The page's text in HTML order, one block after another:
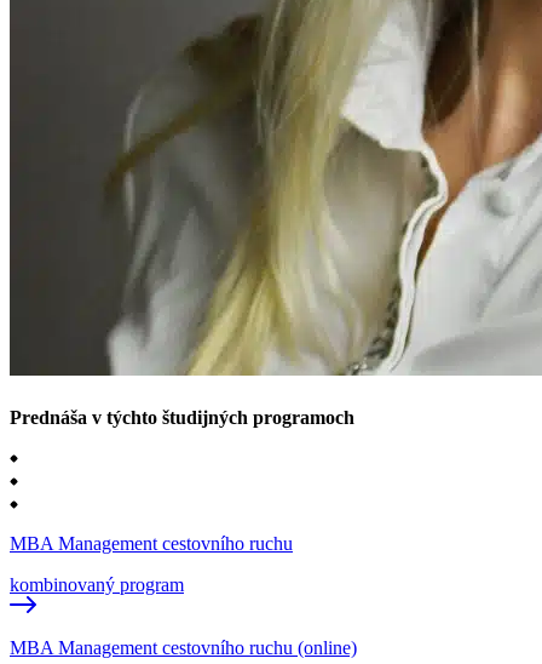
Prednáša v týchto študijných programoch
MBA Management cestovního ruchu
kombinovaný program
MBA Management cestovního ruchu (online)